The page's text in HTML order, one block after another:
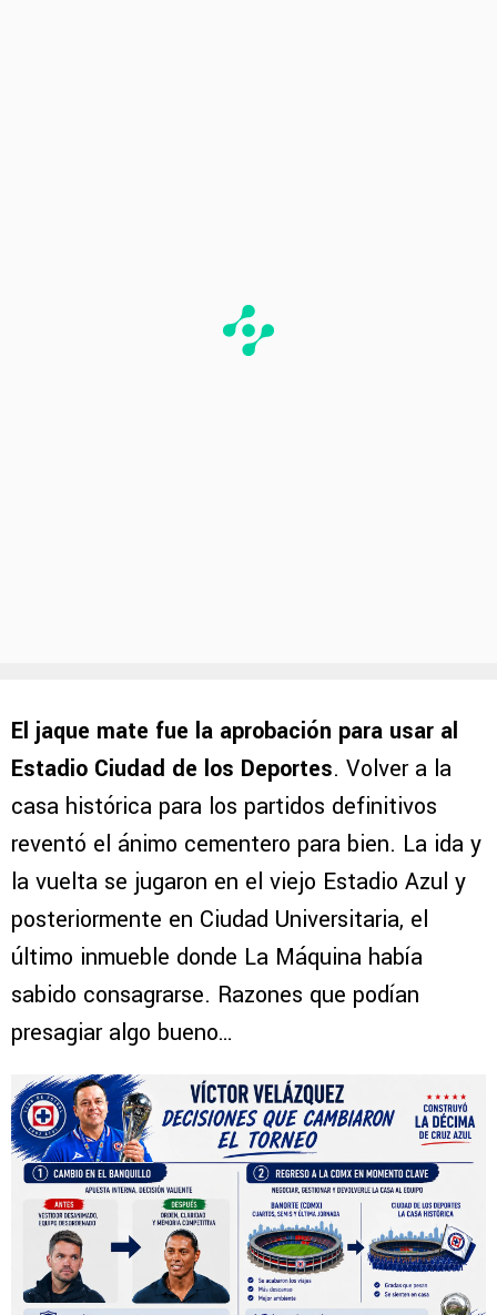
El jaque mate fue la aprobación para usar al
Estadio Ciudad de los Deportes. Volver a la
casa histórica para los partidos definitivos
reventó el ánimo cementero para bien. La ida y
la vuelta se jugaron en el viejo Estadio Azul y
posteriormente en Ciudad Universitaria, el
último inmueble donde La Máquina había
sabido consagrarse. Razones que podían
presagiar algo bueno…